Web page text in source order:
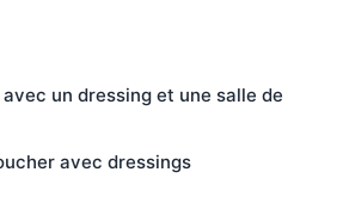
un dressing et une salle de
avec dressings